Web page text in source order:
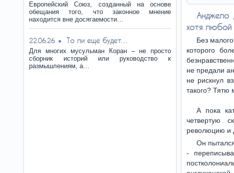
Европейский Союз, созданный на основе
обещания того, что законное мнение
находится вне досягаемости…
22.06.26 То ли еще будет…
Для многих мусульман Коран – не просто
сборник историй или руководство к
размышлениям, а…
Анджело
хотя любой
Без
которого
не предали
не рискнул
такого? Тятю
А пока
четвертую
революцию и
Он
-